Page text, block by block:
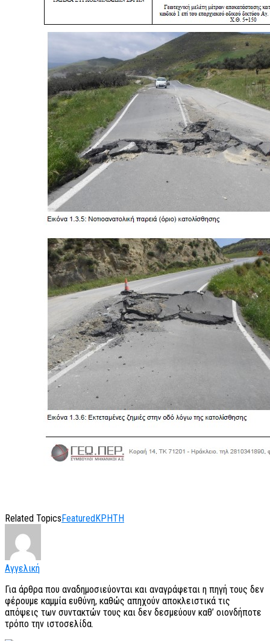
Related Topics Featured ΚΡΗΤΗ
Αγγελική
Για άρθρα που αναδημοσιεύονται και αναγράφεται η πηγή τους δεν
φέρουμε καμμία ευθύνη, καθώς απηχούν αποκλειστικά τις
απόψεις των συντακτών τους και δεν δεσμεύουν καθ’ οιονδήποτε
τρόπο την ιστοσελίδα.